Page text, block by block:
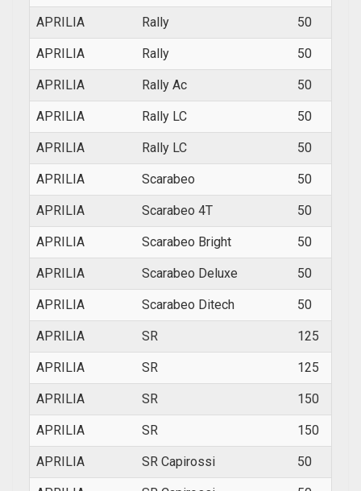
APRILIA Rally 50
APRILIA Rally 50
APRILIA Rally Ac 50
APRILIA Rally LC 50
APRILIA Rally LC 50
APRILIA Scarabeo 50
APRILIA Scarabeo 4T 50
APRILIA Scarabeo Bright 50
APRILIA Scarabeo Deluxe 50
APRILIA Scarabeo Ditech 50
APRILIA SR 125
APRILIA SR 125
APRILIA SR 150
APRILIA SR 150
APRILIA SR Capirossi 50